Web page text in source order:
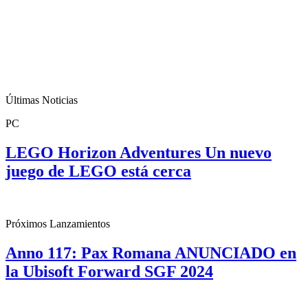
Últimas Noticias
PC
LEGO Horizon Adventures Un nuevo
juego de LEGO está cerca
Próximos Lanzamientos
Anno 117: Pax Romana ANUNCIADO en
la Ubisoft Forward SGF 2024